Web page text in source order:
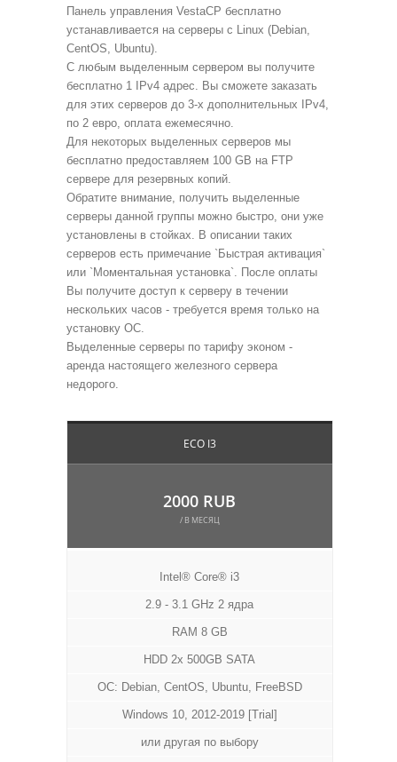
Панель управления VestaCP бесплатно
устанавливается на серверы с Linux (Debian,
CentOS, Ubuntu).
С любым выделенным сервером вы получите
бесплатно 1 IPv4 адрес. Вы сможете заказать
для этих серверов до 3-х дополнительных IPv4,
по 2 евро, оплата ежемесячно.
Для некоторых выделенных серверов мы
бесплатно предоставляем 100 GB на FTP
сервере для резервных копий.
Обратите внимание, получить выделенные
серверы данной группы можно быстро, они уже
установлены в стойках. В описании таких
серверов есть примечание `Быстрая активация`
или `Моментальная установка`. После оплаты
Вы получите доступ к серверу в течении
нескольких часов - требуется время только на
установку ОС.
Выделенные серверы по тарифу эконом -
аренда настоящего железного сервера
недорого.
ECO I3
2000 RUB
/ В МЕСЯЦ
Intel® Core® i3
2.9 - 3.1 GHz 2 ядра
RAM 8 GB
HDD 2x 500GB SATA
ОС: Debian, CentOS, Ubuntu, FreeBSD
Windows 10, 2012-2019 [Trial]
или другая по выбору